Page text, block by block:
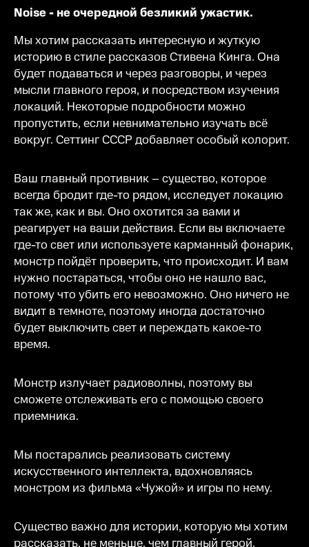
Noise - не очередной безликий ужастик.
Мы хотим рассказать интересную и жуткую
историю в стиле рассказов Стивена Кинга. Она
будет подаваться и через разговоры, и через
мысли главного героя, и посредством изучения
локаций. Некоторые подробности можно
пропустить, если невнимательно изучать всё
вокруг. Сеттинг СССР добавляет особый колорит.
Ваш главный противник – существо, которое
всегда бродит где-то рядом, исследует локацию
так же, как и вы. Оно охотится за вами и
реагирует на ваши действия. Если вы включаете
где-то свет или используете карманный фонарик,
монстр пойдёт проверить, что происходит. И вам
нужно постараться, чтобы оно не нашло вас,
потому что убить его невозможно. Оно ничего не
видит в темноте, поэтому иногда достаточно
будет выключить свет и переждать какое-то
время.
Монстр излучает радиоволны, поэтому вы
сможете отслеживать его с помощью своего
приемника.
Мы постарались реализовать систему
искусственного интеллекта, вдохновляясь
монстром из фильма «Чужой» и игры по нему.
Существо важно для истории, которую мы хотим
рассказать, не меньше, чем главный герой.